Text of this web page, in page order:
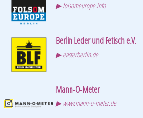
▶ folsomeurope.info
Berlin Leder und Fetisch e.V.
▶ easterberlin.de
Mann-O-Meter
▶ www.mann-o-meter.de